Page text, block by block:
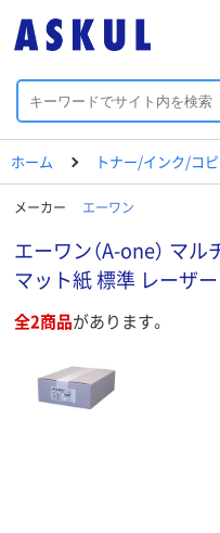
ホーム トナー/インク/コ
メーカー エーワン
エーワン（A-one） マ
マット紙 標準 レーザ
全2商品があります。